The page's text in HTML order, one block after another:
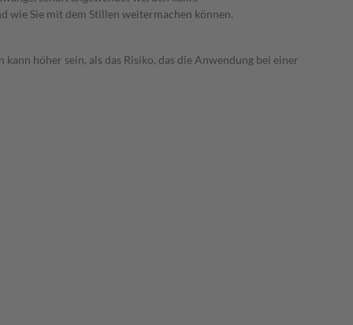
wie Sie mit dem Stillen weitermachen können.
höher sein, als das Risiko, das die Anwendung bei einer